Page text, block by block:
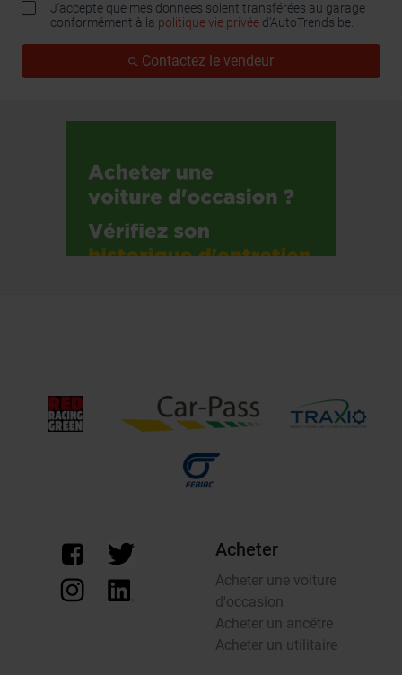
J'accepte que mes données soient transférées au garage
conformément à la politique vie privée d’AutoTrends.be.
Contactez le vendeur
Acheter
Acheter une voiture
d'occasion
Acheter un ancêtre
Acheter un utilitaire